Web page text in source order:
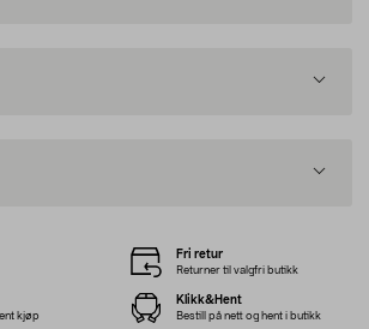
Fri retur
Returner til valgfri butikk
kjøp
Klikk&Hent
Bestill på nett og hent i butikk